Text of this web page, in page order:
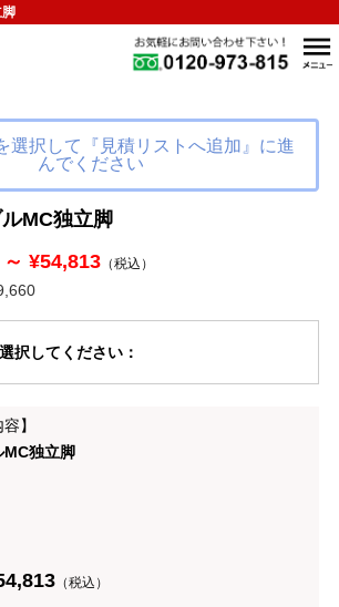
選択して『見積リストへ追加』に進
んでください
MC独立脚
¥54,813（税込）
択してください：
】
MC独立脚
（税込）